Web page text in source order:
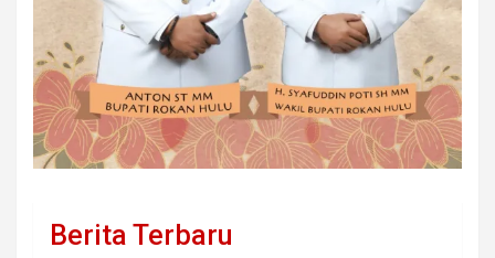
Berita Terbaru